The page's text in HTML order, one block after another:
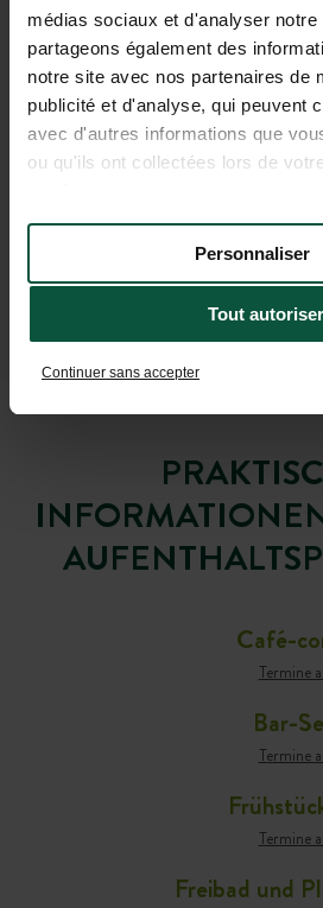
médias sociaux et d'analyser notre
partageons également des
notre site avec nos partenaires de
publicité et d'analyse, qui peuvent
avec d'autres informations que
ou qu'ils ont collectées lors de
Tout autoriser
Personnaliser
Continuer sans accepter
Café-
Termine
Bar-
Termine
Termine
Freibad und